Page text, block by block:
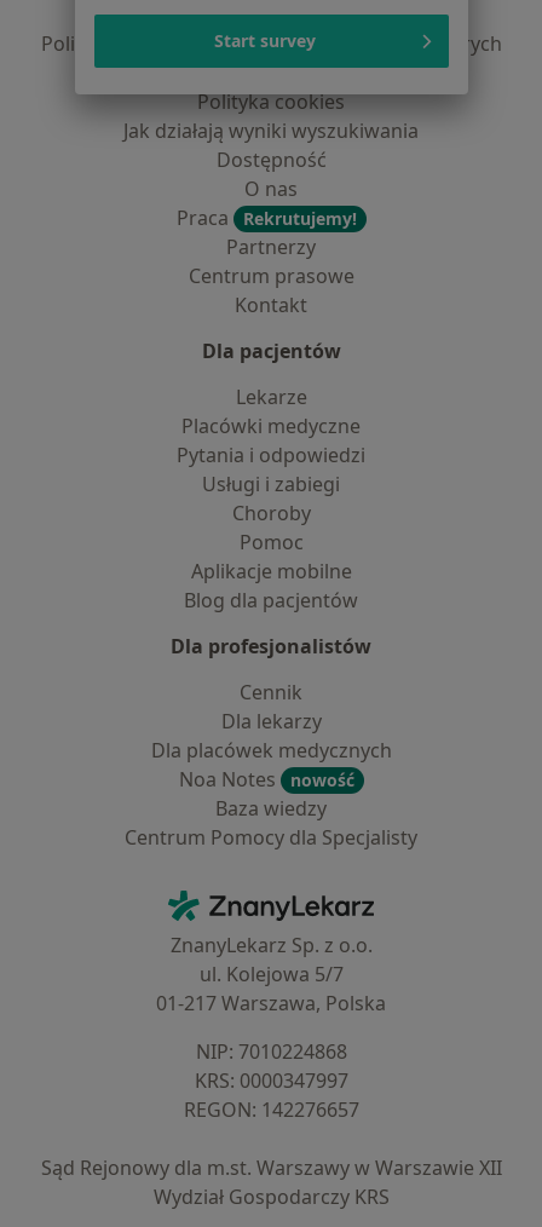
Polityka prywatności profesjonalistów
Polityka prywatności dla profesjonalistów, których
dane pozyskaliśmy samodzielnie
Polityka cookies
Jak działają wyniki wyszukiwania
Dostępność
O nas
Praca
Rekrutujemy!
Partnerzy
Centrum prasowe
Kontakt
Dla pacjentów
Lekarze
Placówki medyczne
Pytania i odpowiedzi
Usługi i zabiegi
Choroby
Pomoc
Aplikacje mobilne
Blog dla pacjentów
Dla profesjonalistów
Cennik
Dla lekarzy
Dla placówek medycznych
Noa Notes
nowość
Baza wiedzy
Centrum Pomocy dla Specjalisty
ZnanyLekarz - Strona główna
ZnanyLekarz Sp. z o.o.
ul. Kolejowa 5/7
01-217 Warszawa, Polska
NIP: ⁠7010224868
KRS: ⁠0000347997
REGON: ⁠142276657
Sąd Rejonowy dla m.st. Warszawy w Warszawie XII
Wydział Gospodarczy KRS
Start survey